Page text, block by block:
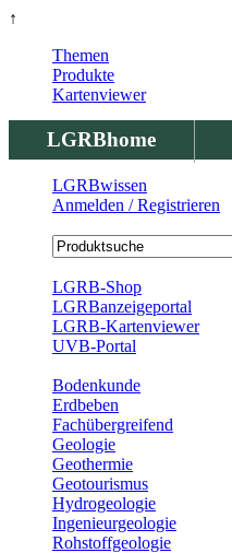
↑
LGRBhome
Themen
Produkte
Kartenviewer
LGRBwissen
Anmelden / Registrieren
LGRB-Shop
LGRBanzeigeportal
LGRB-Kartenviewer
UVB-Portal
Bodenkunde
Erdbeben
Fachübergreifend
Geologie
Geothermie
Geotourismus
Hydrogeologie
Ingenieurgeologie
Rohstoffgeologie